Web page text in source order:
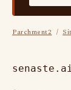
Parchment2 /